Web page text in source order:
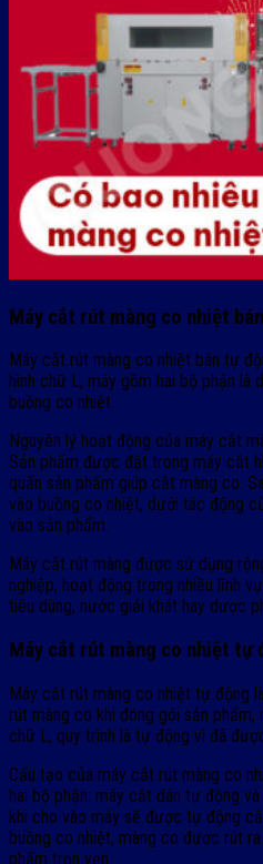
Máy cắt rút màng co nhiệt
Máy cắt rút màng co nhiệt bán tự
hình chữ L, máy gồm hai bộ phận
buồng co nhiệt.
Nguyên lý hoạt động của máy cắt
Sản phẩm được đặt trong máy cắt
quấn sản phẩm giúp cắt màng co.
vào buồng co nhiệt, dưới tác động
vào sản phẩm.
Máy cắt rút màng được sử dụng
nghiệp, hoạt động trong nhiều lĩnh
tiêu dùng, nước giải khát hay dược
Máy cắt rút màng co nhiệt tự
Máy cắt rút màng co nhiệt tự động
rút màng co khi đóng gói sản phẩm,
chữ L, quy trình là tự động vì đã
Cấu tạo của máy cắt rút màng co
hai bộ phận: máy cắt dán tự động
khi cho vào máy sẽ được tự động
buồng co nhiệt, màng co được rút
phẩm trọn vẹn.